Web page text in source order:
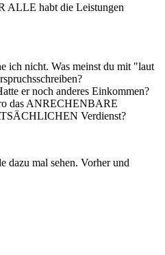
ALLE habt die Leistungen
ich nicht. Was meinst du mit "laut
er noch anderes Einkommen?
das ANRECHENBARE
Verdienst?
dazu mal sehen. Vorher und